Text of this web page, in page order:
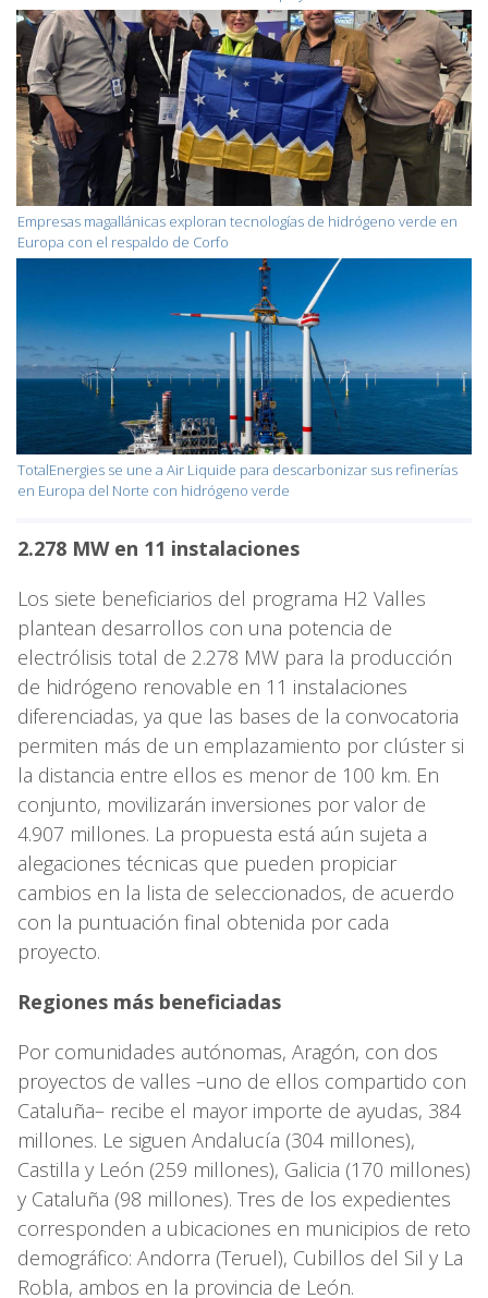
Empresas magallánicas exploran tecnologías de hidrógeno verde en
Europa con el respaldo de Corfo
TotalEnergies se une a Air Liquide para descarbonizar sus refinerías
en Europa del Norte con hidrógeno verde
2.278 MW en 11 instalaciones
Los siete beneficiarios del programa H2 Valles
plantean desarrollos con una potencia de
electrólisis total de 2.278 MW para la producción
de hidrógeno renovable en 11 instalaciones
diferenciadas, ya que las bases de la convocatoria
permiten más de un emplazamiento por clúster si
la distancia entre ellos es menor de 100 km. En
conjunto, movilizarán inversiones por valor de
4.907 millones. La propuesta está aún sujeta a
alegaciones técnicas que pueden propiciar
cambios en la lista de seleccionados, de acuerdo
con la puntuación final obtenida por cada
proyecto.
Regiones más beneficiadas
Por comunidades autónomas, Aragón, con dos
proyectos de valles –uno de ellos compartido con
Cataluña– recibe el mayor importe de ayudas, 384
millones. Le siguen Andalucía (304 millones),
Castilla y León (259 millones), Galicia (170 millones)
y Cataluña (98 millones). Tres de los expedientes
corresponden a ubicaciones en municipios de reto
demográfico: Andorra (Teruel), Cubillos del Sil y La
Robla, ambos en la provincia de León.